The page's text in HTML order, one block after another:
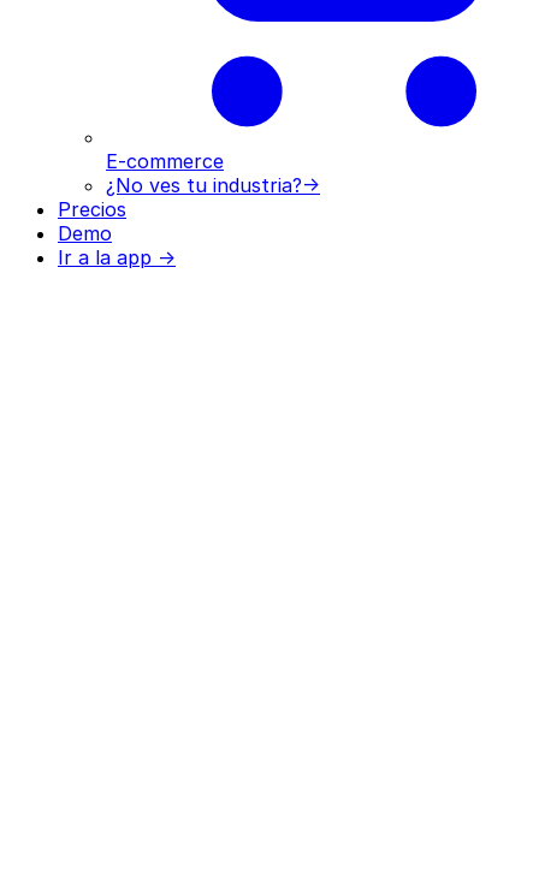
E-commerce
¿No ves tu industria?→
Precios
Demo
Ir a la app →